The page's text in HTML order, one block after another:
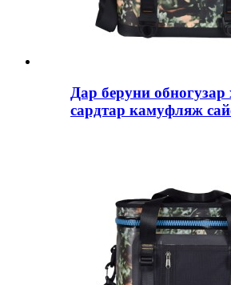
Дар беруни обногузар
сардтар камуфляж